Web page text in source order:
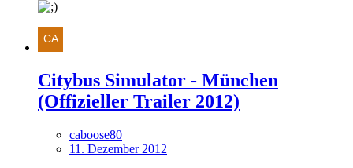
Citybus Simulator - München
(Offizieller Trailer 2012)
caboose80
11. Dezember 2012